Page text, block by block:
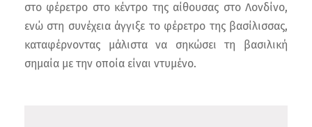
στο φέρετρο στο κέντρο της αίθουσας στο Λονδίνο,
ενώ στη συνέχεια άγγιξε το φέρετρο της βασίλισσας,
καταφέρνοντας μάλιστα να σηκώσει τη βασιλική
σημαία με την οποία είναι ντυμένο.